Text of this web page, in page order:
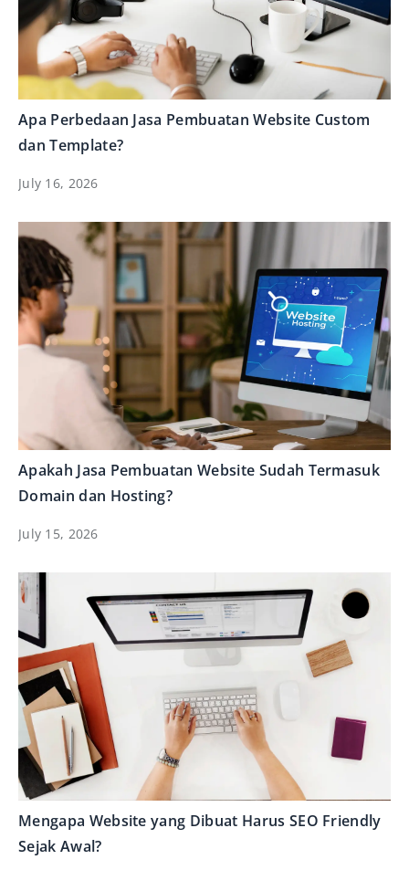
Apa Perbedaan Jasa Pembuatan Website Custom
dan Template?
July 16, 2026
Apakah Jasa Pembuatan Website Sudah Termasuk
Domain dan Hosting?
July 15, 2026
Mengapa Website yang Dibuat Harus SEO Friendly
Sejak Awal?